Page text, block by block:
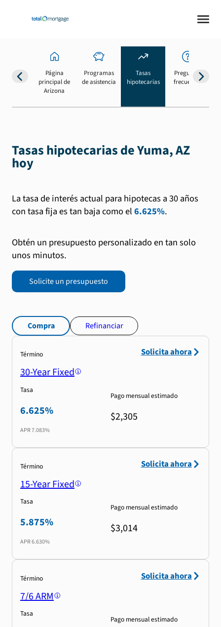
Página
principal de
Arizona
Programas
de asistencia
Tasas
hipotecarias
Preguntas
frecuentes
Tasas hipotecarias de Yuma, AZ
hoy
La tasa de interés actual para hipotecas a 30 años
con tasa fija es tan baja como el6.625%.
Obtén un presupuesto personalizado en tan solo
unos minutos.
Solicite un presupuesto
Compra Refinanciar
Término
30-Year Fixed
Tasa
6.625%
APR7.083%
Pago mensual estimado
$2,305
Solicita ahora
Término
15-Year Fixed
Tasa
5.875%
APR6.630%
Pago mensual estimado
$3,014
Solicita ahora
Término
7/6 ARM
Tasa
Pago mensual estimado
Solicita ahora